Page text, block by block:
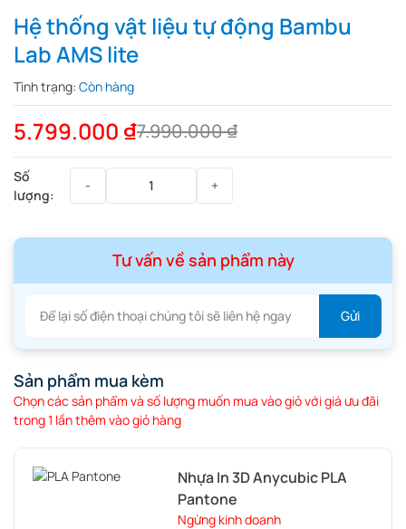
Hệ thống vật liệu tự động Bambu
Lab AMS lite
Tình trạng: Còn hàng
7.990.000₫
5.799.000 ₫
Tư vấn về sản phẩm này
Sản phẩm mua kèm
Chọn các sản phẩm và số lượng muốn mua vào giỏ với giá ưu đãi
trong 1 lần thêm vào giỏ hàng
Nhựa In 3D Anycubic PLA
Pantone
Ngừng kinh doanh